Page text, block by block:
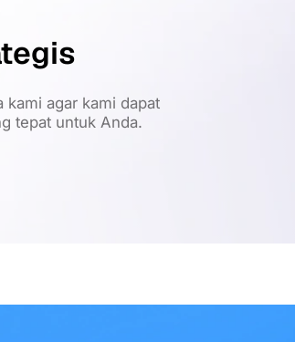
kami agar kami dapat
tepat untuk Anda.